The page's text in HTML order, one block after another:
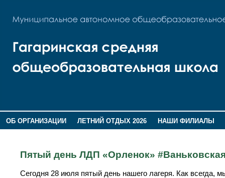
ОБ ОРГАНИЗАЦИИ ЛЕТНИЙ ОТДЫХ 2026
НАШИ ФИЛИАЛЫ
Пятый день ЛДП «Орленок»
Сегодня 28 июля пятый день нашего лагеря. Как всегда,